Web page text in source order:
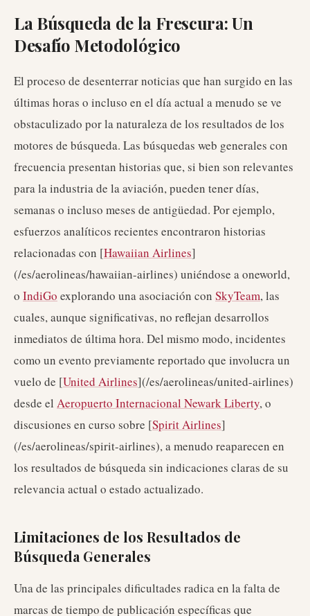
La Búsqueda de la Frescura: Un
Desafío Metodológico
El proceso de desenterrar noticias que han surgido en las
últimas horas o incluso en el día actual a menudo se ve
obstaculizado por la naturaleza de los resultados de los
motores de búsqueda. Las búsquedas web generales con
frecuencia presentan historias que, si bien son relevantes
para la industria de la aviación, pueden tener días,
semanas o incluso meses de antigüedad. Por ejemplo,
esfuerzos analíticos recientes encontraron historias
relacionadas con [Hawaiian Airlines]
(/es/aerolineas/hawaiian-airlines) uniéndose a oneworld,
o IndiGo explorando una asociación con SkyTeam, las
cuales, aunque significativas, no reflejan desarrollos
inmediatos de última hora. Del mismo modo, incidentes
como un evento previamente reportado que involucra un
vuelo de [United Airlines](/es/aerolineas/united-airlines)
desde el Aeropuerto Internacional Newark Liberty, o
discusiones en curso sobre [Spirit Airlines]
(/es/aerolineas/spirit-airlines), a menudo reaparecen en
los resultados de búsqueda sin indicaciones claras de su
relevancia actual o estado actualizado.
Limitaciones de los Resultados de
Búsqueda Generales
Una de las principales dificultades radica en la falta de
marcas de tiempo de publicación específicas que